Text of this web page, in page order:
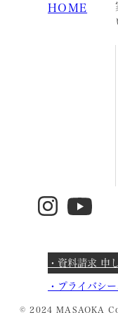
HOME
・資料請求 申
・ プライバシ
© 2024 MASAOKA